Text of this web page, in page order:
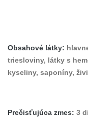
Obsahové látky:
triesloviny, látky s
kyseliny, saponíny,
Prečisťujúca zmes: 3